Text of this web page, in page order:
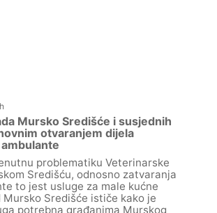
Mursko Središće i susjednih
otvaranjem dijela
problematiku Veterinarske
Središću, odnosno zatvaranja
to jest usluge za male kućne
Mursko Središće ističe kako je
potrebna građanima Murskog